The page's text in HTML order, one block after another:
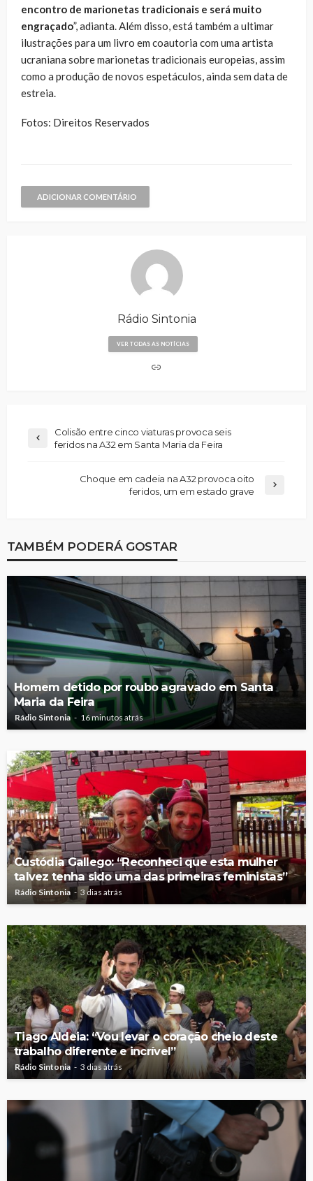
encontro de marionetas tradicionais e será muito
engraçado”, adianta. Além disso, está também a ultimar
ilustrações para um livro em coautoria com uma artista
ucraniana sobre marionetas tradicionais europeias, assim
como a produção de novos espetáculos, ainda sem data de
estreia.
Fotos: Direitos Reservados
ADICIONAR COMENTÁRIO
Rádio Sintonia
VER TODAS AS NOTÍCIAS
Colisão entre cinco viaturas provoca seis
feridos na A32 em Santa Maria da Feira
Choque em cadeia na A32 provoca oito
feridos, um em estado grave
TAMBÉM PODERÁ GOSTAR
Homem detido por roubo agravado em Santa
Maria da Feira
Rádio Sintonia 16 minutos atrás
Custódia Gallego: “Reconheci que esta mulher
talvez tenha sido uma das primeiras feministas”
Rádio Sintonia 3 dias atrás
Tiago Aldeia: “Vou levar o coração cheio deste
trabalho diferente e incrível”
Rádio Sintonia 3 dias atrás